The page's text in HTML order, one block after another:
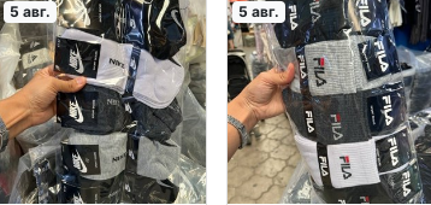
5 авг. 5 авг.